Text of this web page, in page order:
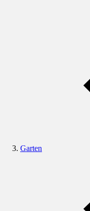
Garten